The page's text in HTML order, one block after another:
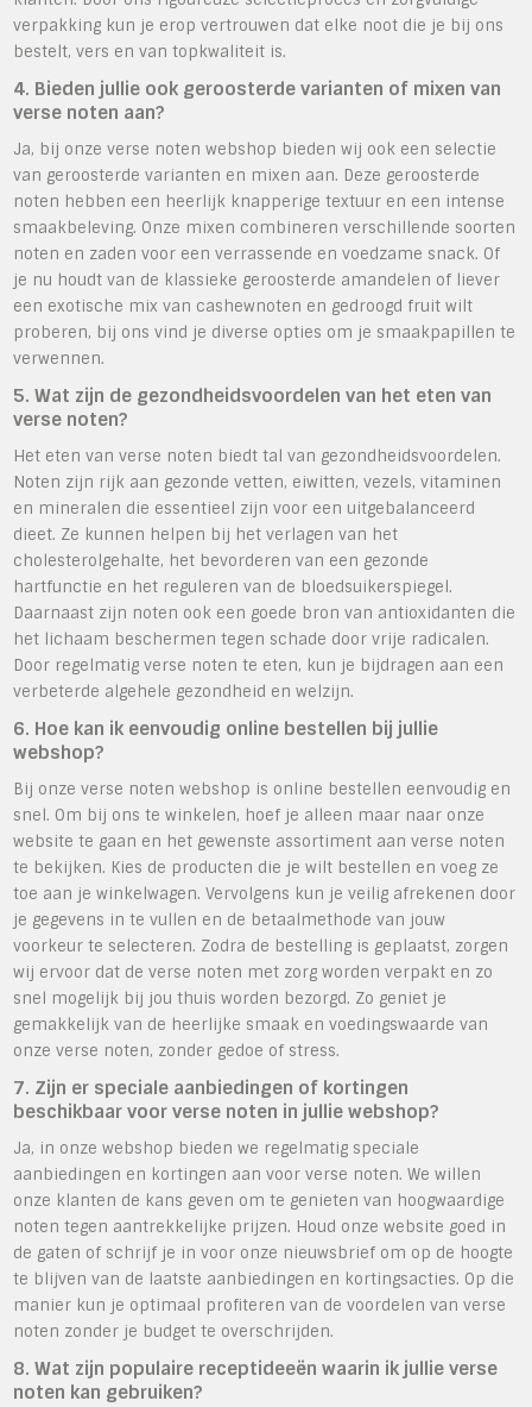
verpakking kun je erop vertrouwen dat elke noot die je bij ons
bestelt, vers en van topkwaliteit is.
4. Bieden jullie ook geroosterde varianten of mixen van
verse noten aan?
Ja, bij onze verse noten webshop bieden wij ook een selectie
van geroosterde varianten en mixen aan. Deze geroosterde
noten hebben een heerlijk knapperige textuur en een intense
smaakbeleving. Onze mixen combineren verschillende soorten
noten en zaden voor een verrassende en voedzame snack. Of
je nu houdt van de klassieke geroosterde amandelen of liever
een exotische mix van cashewnoten en gedroogd fruit wilt
proberen, bij ons vind je diverse opties om je smaakpapillen te
verwennen.
5. Wat zijn de gezondheidsvoordelen van het eten van
verse noten?
Het eten van verse noten biedt tal van gezondheidsvoordelen.
Noten zijn rijk aan gezonde vetten, eiwitten, vezels, vitaminen
en mineralen die essentieel zijn voor een uitgebalanceerd
dieet. Ze kunnen helpen bij het verlagen van het
cholesterolgehalte, het bevorderen van een gezonde
hartfunctie en het reguleren van de bloedsuikerspiegel.
Daarnaast zijn noten ook een goede bron van antioxidanten die
het lichaam beschermen tegen schade door vrije radicalen.
Door regelmatig verse noten te eten, kun je bijdragen aan een
verbeterde algehele gezondheid en welzijn.
6. Hoe kan ik eenvoudig online bestellen bij jullie
webshop?
Bij onze verse noten webshop is online bestellen eenvoudig en
snel. Om bij ons te winkelen, hoef je alleen maar naar onze
website te gaan en het gewenste assortiment aan verse noten
te bekijken. Kies de producten die je wilt bestellen en voeg ze
toe aan je winkelwagen. Vervolgens kun je veilig afrekenen door
je gegevens in te vullen en de betaalmethode van jouw
voorkeur te selecteren. Zodra de bestelling is geplaatst, zorgen
wij ervoor dat de verse noten met zorg worden verpakt en zo
snel mogelijk bij jou thuis worden bezorgd. Zo geniet je
gemakkelijk van de heerlijke smaak en voedingswaarde van
onze verse noten, zonder gedoe of stress.
7. Zijn er speciale aanbiedingen of kortingen
beschikbaar voor verse noten in jullie webshop?
Ja, in onze webshop bieden we regelmatig speciale
aanbiedingen en kortingen aan voor verse noten. We willen
onze klanten de kans geven om te genieten van hoogwaardige
noten tegen aantrekkelijke prijzen. Houd onze website goed in
de gaten of schrijf je in voor onze nieuwsbrief om op de hoogte
te blijven van de laatste aanbiedingen en kortingsacties. Op die
manier kun je optimaal profiteren van de voordelen van verse
noten zonder je budget te overschrijden.
8. Wat zijn populaire receptideeën waarin ik jullie verse
noten kan gebruiken?